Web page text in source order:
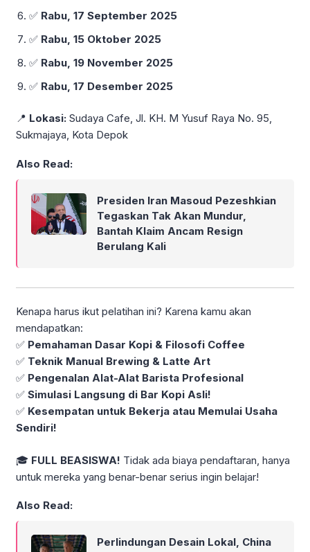
✅ Rabu, 17 September 2025
✅ Rabu, 15 Oktober 2025
✅ Rabu, 19 November 2025
✅ Rabu, 17 Desember 2025
📍 Lokasi: Sudaya Cafe, Jl. KH. M Yusuf Raya No. 95,
Sukmajaya, Kota Depok
Also Read:
Presiden Iran Masoud Pezeshkian
Tegaskan Tak Akan Mundur,
Bantah Klaim Ancam Resign
Berulang Kali
Kenapa harus ikut pelatihan ini? Karena kamu akan
mendapatkan:
✅ Pemahaman Dasar Kopi & Filosofi Coffee
✅ Teknik Manual Brewing & Latte Art
✅ Pengenalan Alat-Alat Barista Profesional
✅ Simulasi Langsung di Bar Kopi Asli!
✅ Kesempatan untuk Bekerja atau Memulai Usaha
Sendiri!
🎓 FULL BEASISWA! Tidak ada biaya pendaftaran, hanya
untuk mereka yang benar-benar serius ingin belajar!
Also Read:
Perlindungan Desain Lokal, China